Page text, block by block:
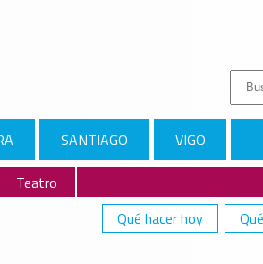
SANTIAGO VIGO
Teatro
Qué hacer hoy